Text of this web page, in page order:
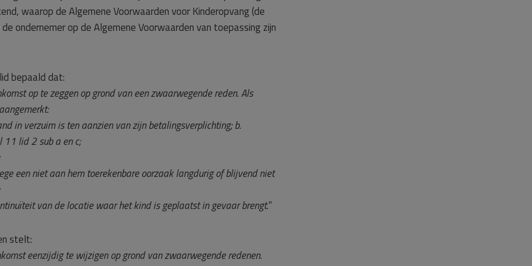
waarop de Algemene Voorwaarden voor Kinderopvang (de
ondernemer op de Algemene Voorwaarden van toepassing zijn
bepaald dat:
op te zeggen op grond van een zwaarwegende reden. Als
in verzuim is ten aanzien van zijn betalingsverplichting; b.
11 lid 2 sub a en c;
een niet aan hem toerekenbare oorzaak langdurig of blijvend niet
van de locatie waar het kind is geplaatst in gevaar brengt.”
stelt:
eenzijdig te wijzigen op grond van zwaarwegende redenen.